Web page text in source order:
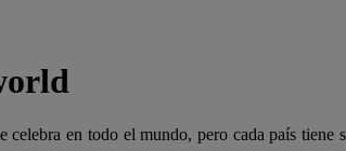
en todo el mundo, pero cada país